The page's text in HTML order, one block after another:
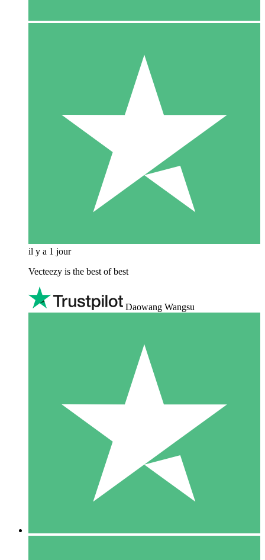
il y a 1 jour
Vecteezy is the best of best
Daowang Wangsu